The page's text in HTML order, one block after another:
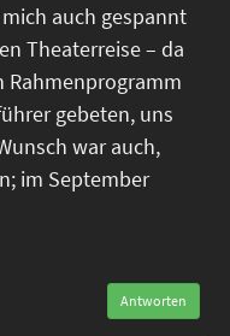
auch gespannt
Theaterreise – da
Rahmenprogramm
gebeten, uns
war auch,
im September
Antworten